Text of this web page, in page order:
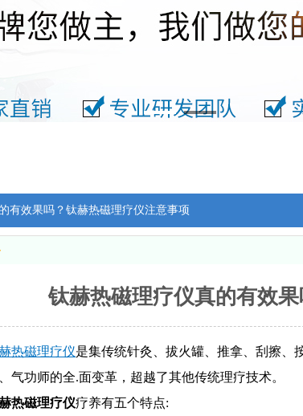
有效果吗？钛赫热磁理疗仪注意事项
钛赫热磁理疗仪真的有效
热磁理疗仪是集传统针灸、拔火罐、推拿、刮擦、
气功师的全.面变革，超越了其他传统理疗技术。
热磁理疗仪疗养有五个特点: